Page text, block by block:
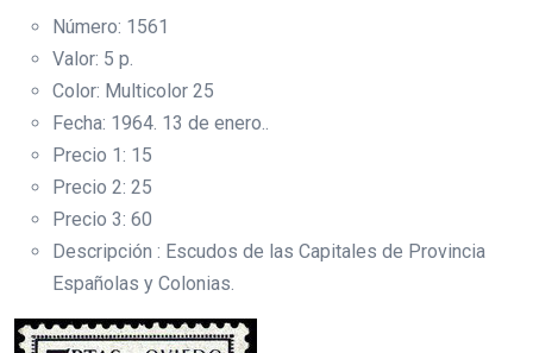
Número: 1561
Valor: 5 p.
Color: Multicolor 25
Fecha: 1964. 13 de enero..
Precio 1: 15
Precio 2: 25
Precio 3: 60
Descripción : Escudos de las Capitales de Provincia
Españolas y Colonias.